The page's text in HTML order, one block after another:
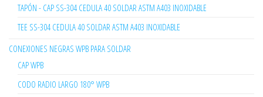
TAPÓN - CAP SS-304 CEDULA 40 SOLDAR ASTM A403 INOXIDABLE
TEE SS-304 CEDULA 40 SOLDAR ASTM A403 INOXIDABLE
CONEXIONES NEGRAS WPB PARA SOLDAR
CAP WPB
CODO RADIO LARGO 180° WPB